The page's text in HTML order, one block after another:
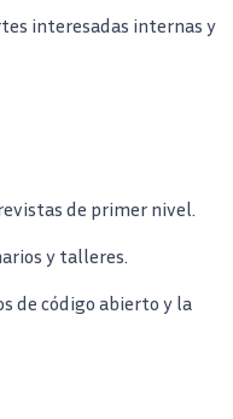
interesadas internas y
de primer nivel.
y talleres.
de código abierto y la